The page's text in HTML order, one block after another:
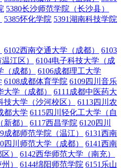
5380长沙师范学院（长沙县）
5385怀化学院 5391湖南科技学院
6102西南交通大学（成都）
6103
江区）
6104电子科技大学（成
成都）
6106成都理工大学
6108成都体育学院 6109四川音乐
大学（成都）
6111成都中医药大
技大学（沙河校区）
6113四川农
都大学 6115四川轻化工大学（自
都） 6117西昌学院 6120四川
成都师范学院（温江）
6131西南
四川师范大学（成都）
6141西南
）
6142西华师范大学（南充）
）
6144绵阳师范学院 6151乐山